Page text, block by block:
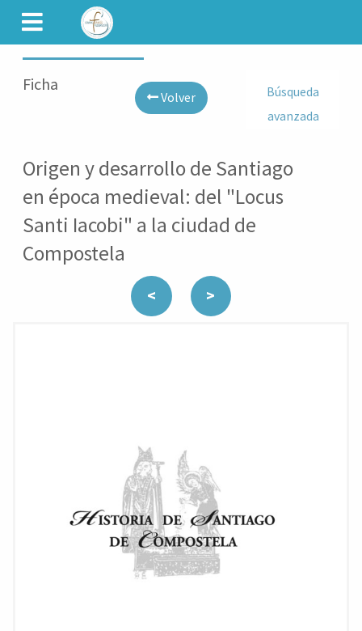
CAMINET
Ficha
Volver
Búsqueda
avanzada
Origen y desarrollo de Santiago
en época medieval: del "Locus
Santi Iacobi" a la ciudad de
Compostela
< >